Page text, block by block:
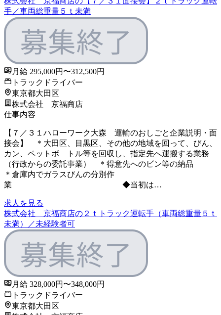
手／車両総重量５ｔ未満
月給 295,000円〜312,500円
トラックドライバー
東京都大田区
株式会社 京福商店
仕事内容
【７／３１ハローワーク大森 運輸のおしごと企業説明・面
接会】 ＊大田区、目黒区、その他の地域を回って、びん、
カン、ペットボ トル等を回収し、指定先へ運搬する業務
（行政からの委託事業） ＊得意先へのビン等の納品
＊倉庫内でガラスびんの分別作
業 ◆当初は…
求人を見る
株式会社 京福商店の２ｔトラック運転手（車両総重量５ｔ
未満）／未経験者可
月給 328,000円〜348,000円
トラックドライバー
東京都大田区